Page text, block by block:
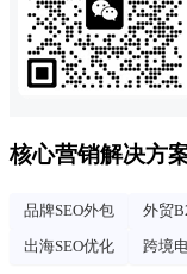
核心营销解决方
品牌SEO外包 外贸
出海SEO优化
跨境